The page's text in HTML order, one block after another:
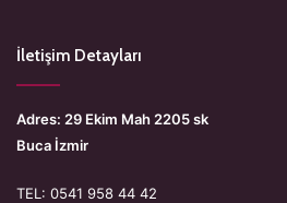
İletişim Detayları
Adres: 29 Ekim Mah 2205 sk
Buca İzmir
TEL: 0541 958 44 42